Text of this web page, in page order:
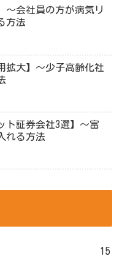
～会社員の方が病気リ
方法
拡大】～少子高齢化社
ト証券会社3選】～富
れる方法
15